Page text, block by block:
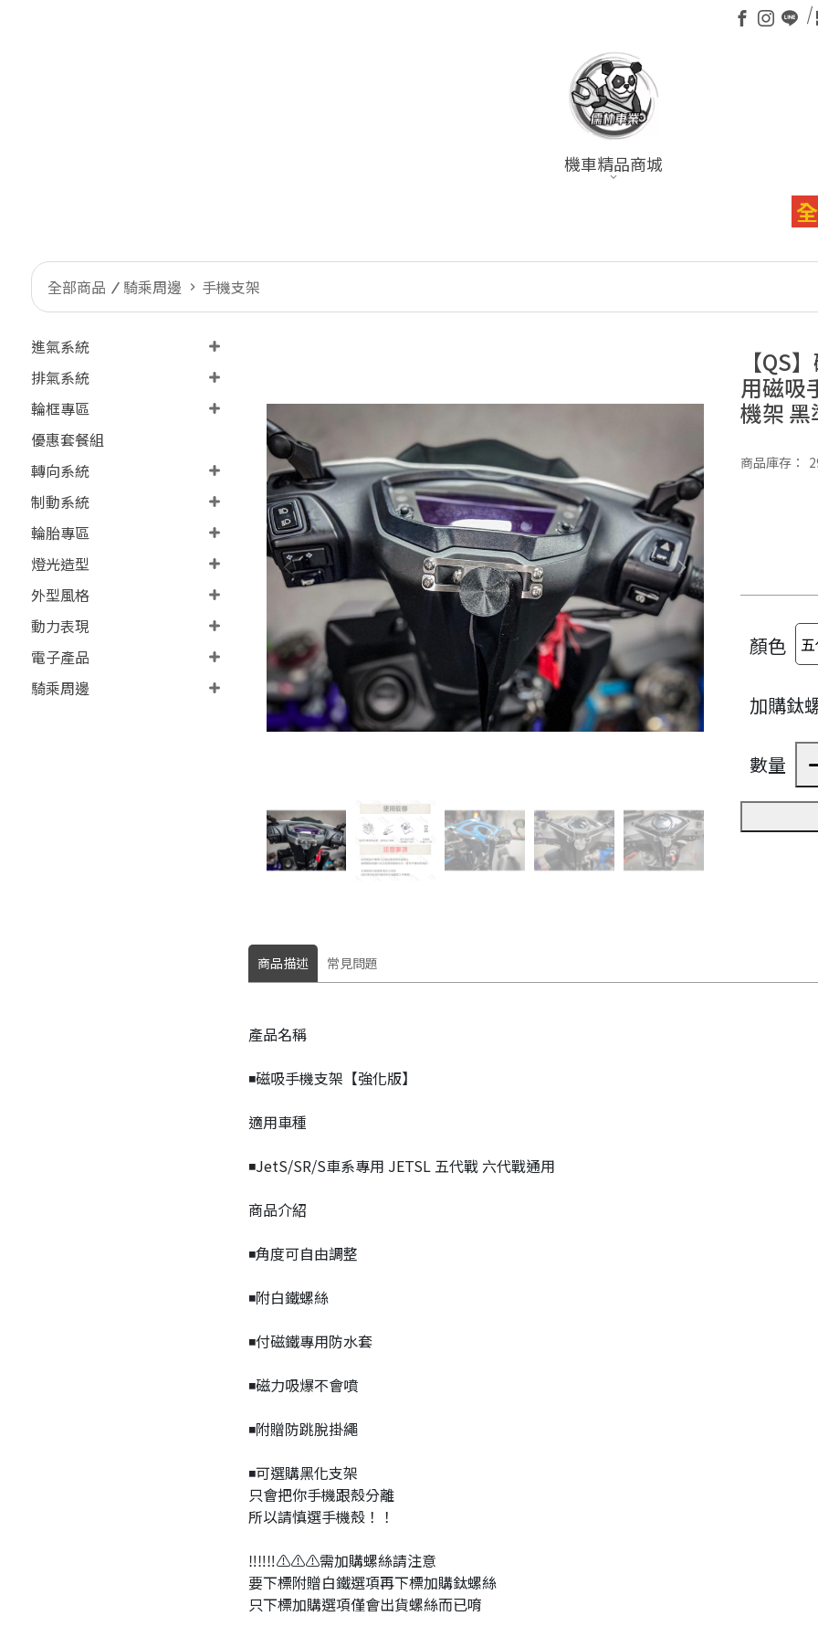
機車精品商城
全館
全部商品 騎乘周邊 手機支架
進氣系統
排氣系統
輪框專區
優惠套餐組
轉向系統
制動系統
輪胎專區
燈光造型
外型風格
動力表現
電子產品
騎乘周邊
【QS
用磁吸
機架 黑
商品庫存：
顏色
加購鈦
數量
商品描述 常見問題
產品名稱
◾️磁吸手機支架【強化版】
適用車種
◾️JetS/SR/S車系專用 JETSL 五代戰 六代戰通用
商品介紹
◾️角度可自由調整
◾️附白鐵螺絲
◾️付磁鐵專用防水套
◾️磁力吸爆不會噴
◾️附贈防跳脫掛繩
◾️可選購黑化支架
只會把你手機跟殼分離
所以請慎選手機殼！！
‼️‼️‼️⚠️⚠️⚠️需加購螺絲請注意
要下標附贈白鐵選項再下標加購鈦螺絲
只下標加購選項僅會出貨螺絲而已唷